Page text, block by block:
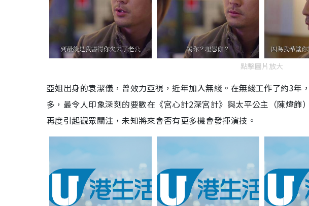
點擊圖片放大
亞姐出身的袁潔儀，曾效力亞視，近年加入無綫。在無綫工作了約3年
多，最令人印象深刻的要數在《宮心計2深宮計》與太平公主（陳煒飾
再度引起觀眾關注，未知將來會否有更多機會發揮演技。